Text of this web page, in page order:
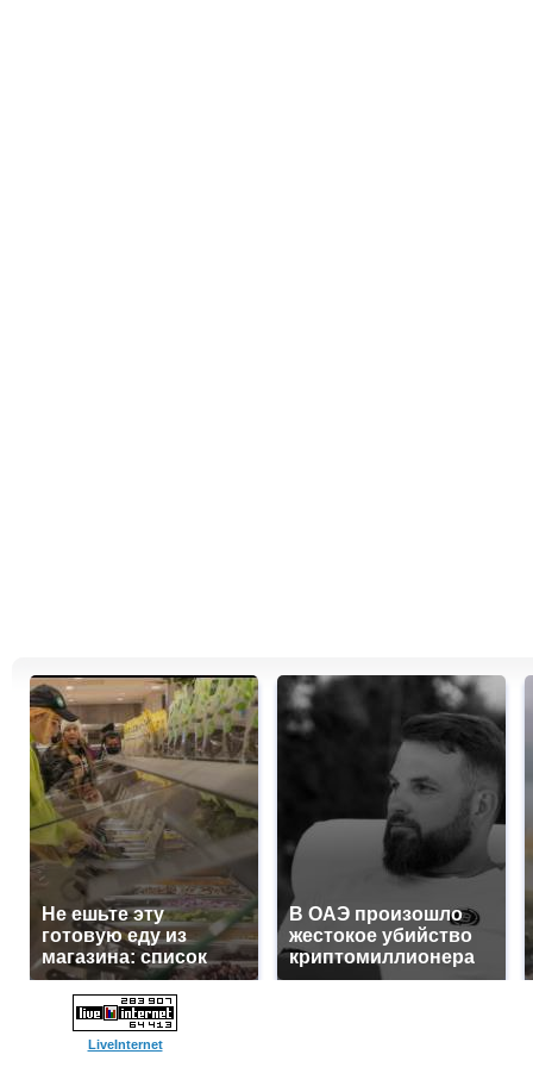
Не ешьте эту
готовую еду из
магазина: список
В ОАЭ произошло
жестокое убийство
криптомиллионера
LiveInternet